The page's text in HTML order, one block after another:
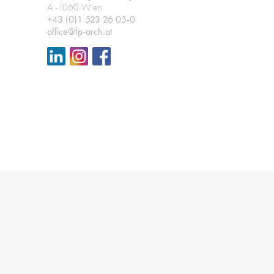
A -1060 Wien
+43 (0)1 523 26 05-0
office@fp-arch.at